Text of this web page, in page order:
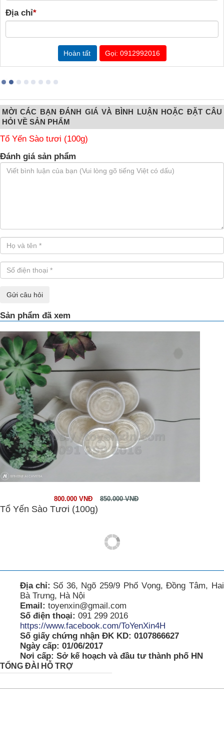
Địa chỉ*
Gọi: 0912992016
MỜI CÁC BẠN ĐÁNH GIÁ VÀ BÌNH LUẬN HOẶC ĐẶT CÂU
HỎI VỀ SẢN PHẨM
Tổ Yến Sào tươi (100g)
Đánh giá sản phẩm
Gửi câu hỏi
Sản phẩm đã xem
800.000 VNĐ 850.000 VNĐ
Tổ Yến Sào Tươi (100g)
Địa chỉ: Số 36, Ngõ 259/9 Phố Vọng, Đồng Tâm, Hai
Bà Trưng, Hà Nội
Email: toyenxin@gmail.com
Số điện thoại: 091 299 2016
https://www.facebook.com/ToYenXin4H
Số giấy chứng nhận ĐK KD: 0107866627
Ngày cấp: 01/06/2017
Nơi cấp: Sở kế hoạch và đầu tư thành phố HN
TỔNG ĐÀI HỖ TRỢ